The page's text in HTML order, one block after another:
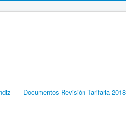
Documentos Revisión Tarifaria 2018